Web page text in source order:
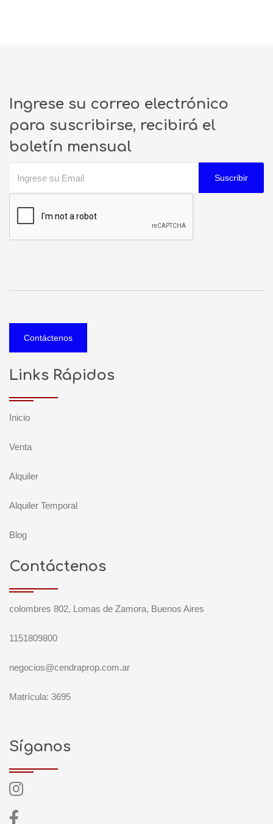
Ingrese su correo electrónico
para suscribirse, recibirá el
boletín mensual
Suscribir
Contáctenos
Links Rápidos
Inicio
Venta
Alquiler
Alquiler Temporal
Blog
Contáctenos
colombres 802, Lomas de Zamora, Buenos Aires
1151809800
negocios@cendraprop.com.ar
Matrícula: 3695
Síganos